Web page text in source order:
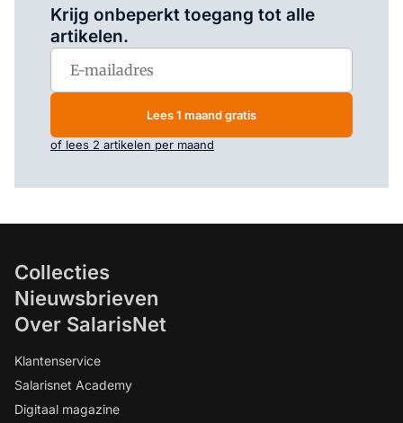
Krijg onbeperkt toegang tot alle
artikelen.
Lees 1 maand gratis
of lees 2 artikelen per maand
Collecties
Nieuwsbrieven
Over SalarisNet
Klantenservice
Salarisnet Academy
Digitaal magazine